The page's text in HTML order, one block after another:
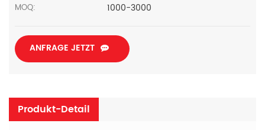
MOQ: 1000-3000
ANFRAGE JETZT
Produkt-Detail